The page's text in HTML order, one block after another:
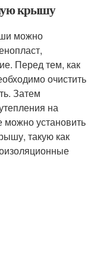
крышу
можно
Перед тем, как
очистить
Затем
на
можно установить
такую как